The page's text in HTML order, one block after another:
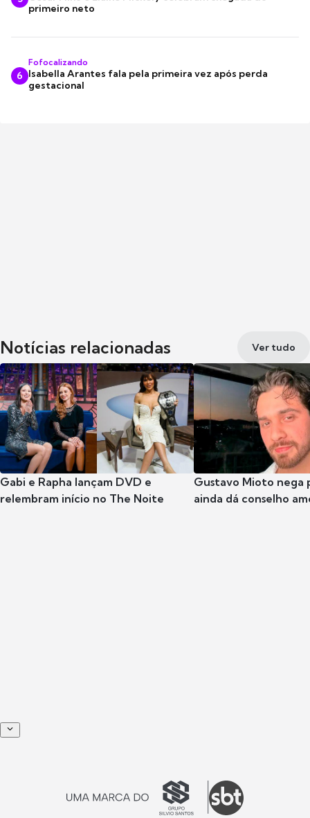
primeiro neto
6
Fofocalizando
Isabella Arantes fala pela primeira vez após perda
gestacional
Notícias relacionadas Ver tudo
Gabi e Rapha lançam DVD e
relembram início no The Noite
Gustavo Mioto nega
ainda dá conselho